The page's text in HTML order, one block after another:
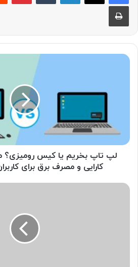
چاپ
لپ
مقایسه
کامل
قیمت،
کارایی
برق
لپ تاپ بخریم یا کیس رومیزی؟
کارایی و مصرف برق برای کاربران
تاثیر